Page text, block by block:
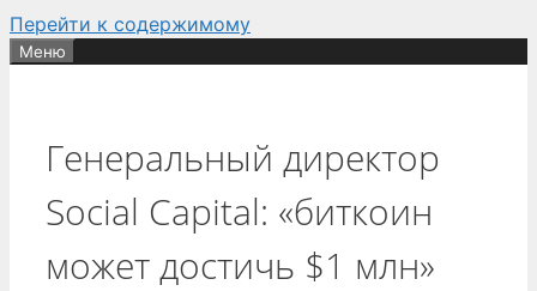
Перейти к содержимому
Меню
Генеральный директор
Social Capital: «биткоин
может достичь $1 млн»